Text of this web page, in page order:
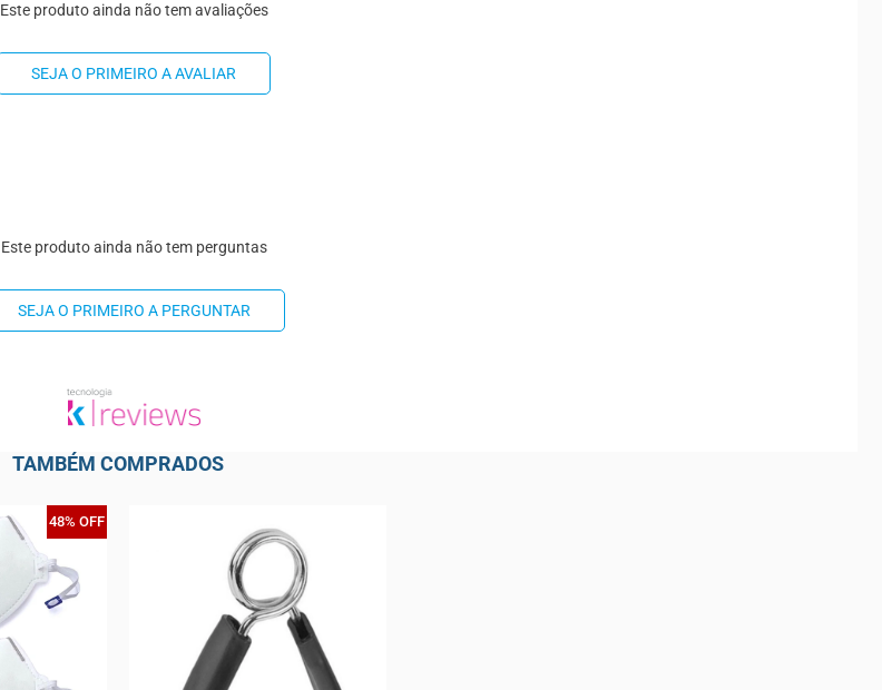
Este produto ainda não tem avaliações
SEJA O PRIMEIRO A AVALIAR
Este produto ainda não tem perguntas
SEJA O PRIMEIRO A PERGUNTAR
TAMBÉM COMPRADOS
48% OFF